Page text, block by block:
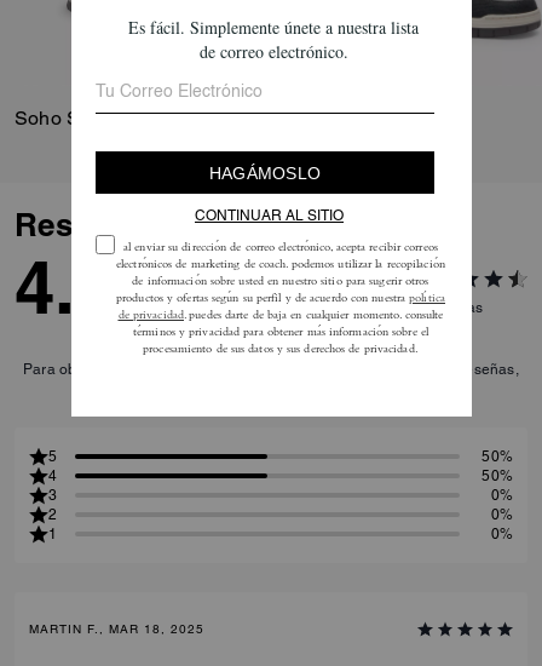
Soho Sneaker Soho Sneaker
Reseñas
4.5 2 Reseñas
Para obtener más información sobre cómo verificamos nuestras reseñas,
5
50%
4
50%
3
0%
2
0%
1
0%
MARTIN F., MAR 18, 2025